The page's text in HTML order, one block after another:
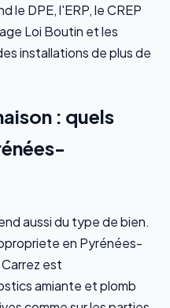
le DPE, l'ERP, le CREP
Loi Boutin et les
installations de plus de
: quels
aussi du type de bien.
en Pyrénées-
est
amiante et plomb